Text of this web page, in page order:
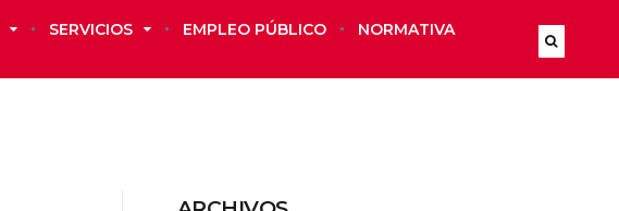
SERVICIOS EMPLEO PÚBLICO
NORMATIVA